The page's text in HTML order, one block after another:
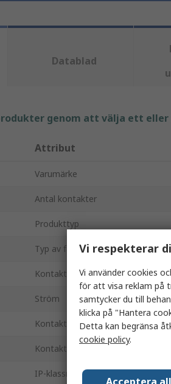
Datablad
genom att välja ett
Attribut
Varumärke
Antal kontakter
Produkttyp
Typ av fäste
Kontaktdonstorlek
Ström
Kontakt/uttag
Kontakthane/hona
IP-klassning
Vi respekterar
Vi använder cookies
för att visa reklam på
samtycker du till
klicka på "Hantera
Detta kan begränsa
cookie policy.